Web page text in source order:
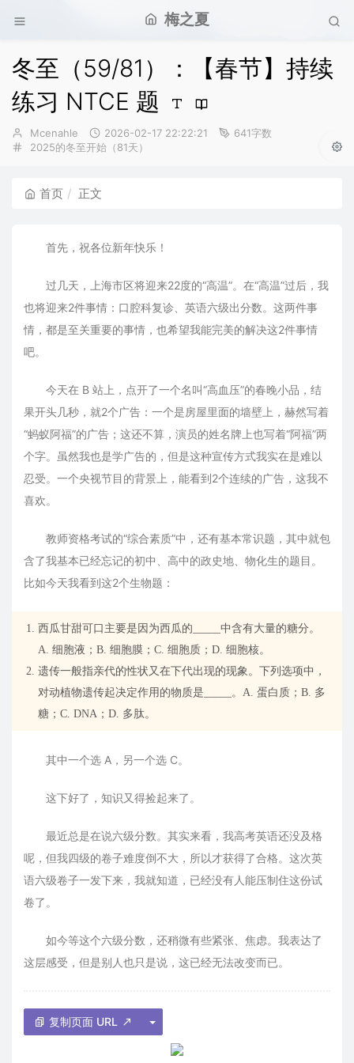
梅之夏
冬至（59/81）：【春节】持续
练习 NTCE 题
博
主：
Mcenahle
发
布
2026-02-17 22:22:21
641字数
分
2025的冬至开始（81天）
首页 正文
首先，祝各位新年快乐！
过几天，上海市区将迎来22度的“高温”。在“高温”过后，我
也将迎来2件事情：口腔科复诊、英语六级出分数。这两件事
情，都是至关重要的事情，也希望我能完美的解决这2件事情
吧。
今天在 B 站上，点开了一个名叫“高血压”的春晚小品，结
果开头几秒，就2个广告：一个是房屋里面的墙壁上，赫然写着
“蚂蚁阿福”的广告；这还不算，演员的姓名牌上也写着“阿福”两
个字。虽然我也是学广告的，但是这种宣传方式我实在是难以
忍受。一个央视节目的背景上，能看到2个连续的广告，这我不
喜欢。
教师资格考试的“综合素质”中，还有基本常识题，其中就包
含了我基本已经忘记的初中、高中的政史地、物化生的题目。
比如今天我看到这2个生物题：
西瓜甘甜可口主要是因为西瓜的_____中含有大量的糖分。
A. 细胞液；B. 细胞膜；C. 细胞质；D. 细胞核。
遗传一般指亲代的性状又在下代出现的现象。下列选项中，
对动植物遗传起决定作用的物质是_____。A. 蛋白质；B. 多
糖；C. DNA；D. 多肽。
其中一个选 A，另一个选 C。
这下好了，知识又得捡起来了。
最近总是在说六级分数。其实来看，我高考英语还没及格
呢，但我四级的卷子难度倒不大，所以才获得了合格。这次英
语六级卷子一发下来，我就知道，已经没有人能压制住这份试
卷了。
如今等这个六级分数，还稍微有些紧张、焦虑。我表达了
这层感受，但是别人也只是说，这已经无法改变而已。
复制页面 URL